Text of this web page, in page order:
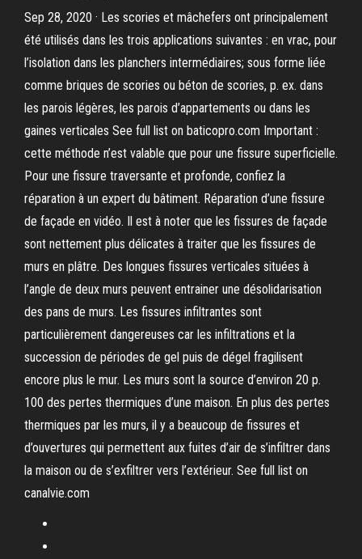
Sep 28, 2020 · Les scories et mâchefers ont principalement
été utilisés dans les trois applications suivantes : en vrac, pour
l’isolation dans les planchers intermédiaires; sous forme liée
comme briques de scories ou béton de scories, p. ex. dans
les parois légères, les parois d’appartements ou dans les
gaines verticales See full list on baticopro.com Important :
cette méthode n’est valable que pour une fissure superficielle.
Pour une fissure traversante et profonde, confiez la
réparation à un expert du bâtiment. Réparation d’une fissure
de façade en vidéo. Il est à noter que les fissures de façade
sont nettement plus délicates à traiter que les fissures de
murs en plâtre. Des longues fissures verticales situées à
l’angle de deux murs peuvent entrainer une désolidarisation
des pans de murs. Les fissures infiltrantes sont
particulièrement dangereuses car les infiltrations et la
succession de périodes de gel puis de dégel fragilisent
encore plus le mur. Les murs sont la source d’environ 20 p.
100 des pertes thermiques d’une maison. En plus des pertes
thermiques par les murs, il y a beaucoup de fissures et
d’ouvertures qui permettent aux fuites d’air de s’infiltrer dans
la maison ou de s’exfiltrer vers l’extérieur. See full list on
canalvie.com